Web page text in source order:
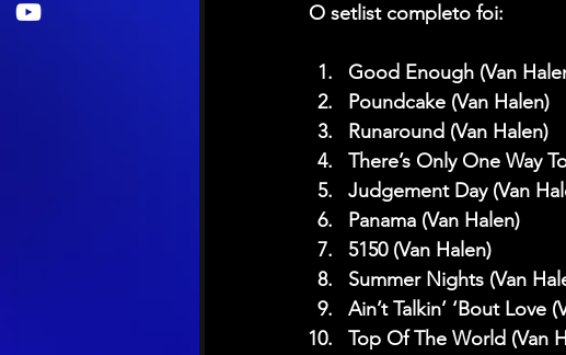
O setlist completo foi:
Good Enough (Van
Poundcake (Van Halen)
Runaround (Van Halen)
There’s Only One Way
Judgement Day (Van
Panama (Van Halen)
5150 (Van Halen)
Summer Nights (Van
Ain’t Talkin’ ‘Bout Love
Top Of The World (Van